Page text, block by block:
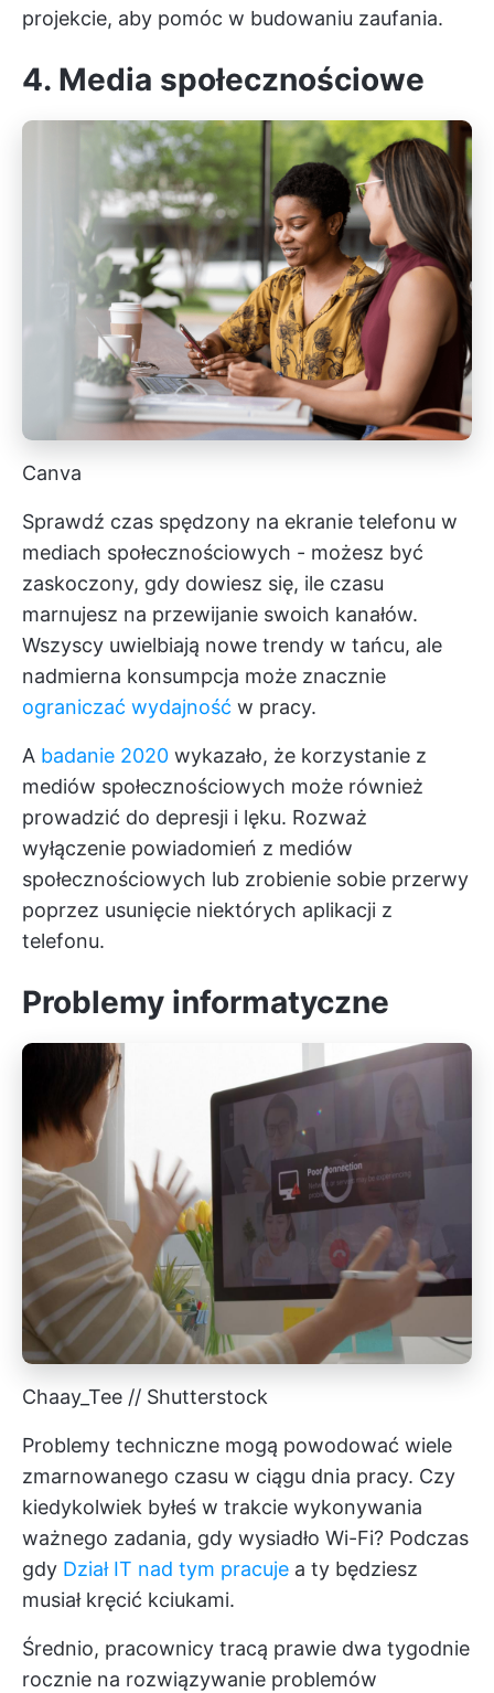
projekcie, aby pomóc w budowaniu zaufania.
4. Media społecznościowe
Canva
Sprawdź czas spędzony na ekranie telefonu w
mediach społecznościowych - możesz być
zaskoczony, gdy dowiesz się, ile czasu
marnujesz na przewijanie swoich kanałów.
Wszyscy uwielbiają nowe trendy w tańcu, ale
nadmierna konsumpcja może znacznie
ograniczać wydajność w pracy.
A badanie 2020 wykazało, że korzystanie z
mediów społecznościowych może również
prowadzić do depresji i lęku. Rozważ
wyłączenie powiadomień z mediów
społecznościowych lub zrobienie sobie przerwy
poprzez usunięcie niektórych aplikacji z
telefonu.
Problemy informatyczne
Chaay_Tee // Shutterstock
Problemy techniczne mogą powodować wiele
zmarnowanego czasu w ciągu dnia pracy. Czy
kiedykolwiek byłeś w trakcie wykonywania
ważnego zadania, gdy wysiadło Wi-Fi? Podczas
gdy Dział IT nad tym pracuje a ty będziesz
musiał kręcić kciukami.
Średnio, pracownicy tracą prawie dwa tygodnie
rocznie na rozwiązywanie problemów